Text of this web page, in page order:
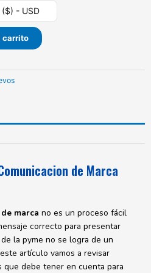
- USD
carrito
de Marca
marca no es un proceso fácil
correcto para presentar
la pyme no se logra de un
artículo vamos a revisar
que debe tener en cuenta para